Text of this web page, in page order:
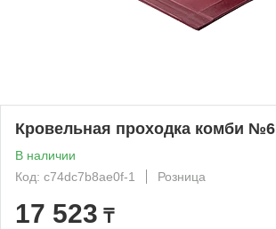
Кровельная проходка комби №6
В наличии
Код: c74dc7b8ae0f-1
Розница
17 523 ₸